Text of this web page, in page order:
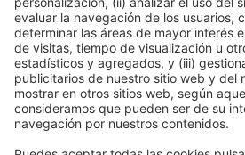
Ponentes
PONENT
Albert Cervello Griso